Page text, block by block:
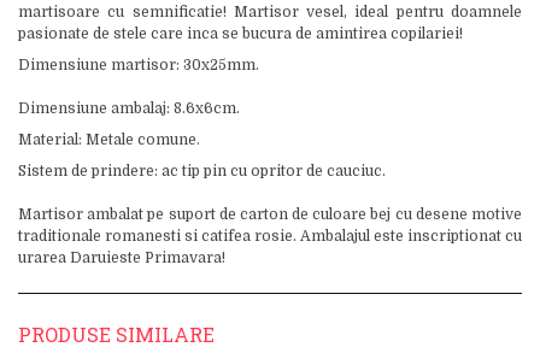
martisoare cu semnificatie! Martisor vesel, ideal pentru doamnele
pasionate de stele care inca se bucura de amintirea copilariei!
Dimensiune martisor: 30x25mm.
Dimensiune ambalaj: 8.6x6cm.
Material: Metale comune.
Sistem de prindere: ac tip pin cu opritor de cauciuc.
Martisor ambalat pe suport de carton de culoare bej cu desene motive
traditionale romanesti si catifea rosie. Ambalajul este inscriptionat cu
urarea Daruieste Primavara!
PRODUSE SIMILARE